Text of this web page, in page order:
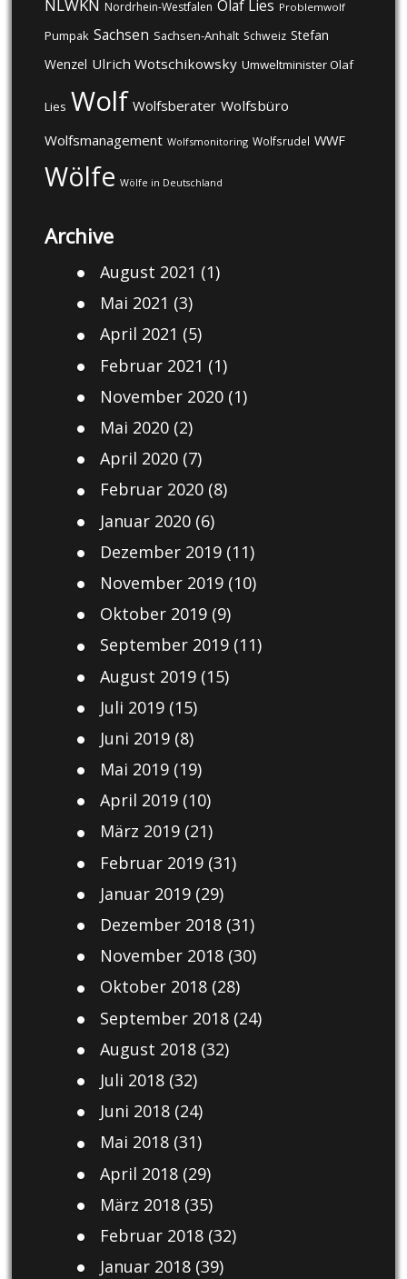
NLWKN Nordrhein-Westfalen Olaf Lies Problemwolf
Pumpak Sachsen Sachsen-Anhalt Schweiz Stefan
Wenzel Ulrich Wotschikowsky Umweltminister Olaf
Lies Wolf Wolfsberater Wolfsbüro
Wolfsmanagement Wolfsmonitoring Wolfsrudel WWF
Wölfe Wölfe in Deutschland
Archive
August 2021 (1)
Mai 2021 (3)
April 2021 (5)
Februar 2021 (1)
November 2020(1)
Mai 2020(2)
April 2020(7)
Februar 2020(8)
Januar 2020(6)
Dezember 2019(11)
November 2019(10)
Oktober 2019(9)
September 2019(11)
August 2019(15)
Juli 2019(15)
Juni 2019(8)
Mai 2019(19)
April 2019(10)
März 2019(21)
Februar 2019(31)
Januar 2019(29)
Dezember 2018(31)
November 2018(30)
Oktober 2018(28)
September 2018(24)
August 2018(32)
Juli 2018(32)
Juni 2018(24)
Mai 2018(31)
April 2018(29)
März 2018(35)
Februar 2018(32)
Januar 2018(39)